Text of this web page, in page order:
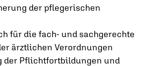
der pflegerischen
für die fach- und sachgerechte
ärztlichen Verordnungen
der Pflichtfortbildungen und